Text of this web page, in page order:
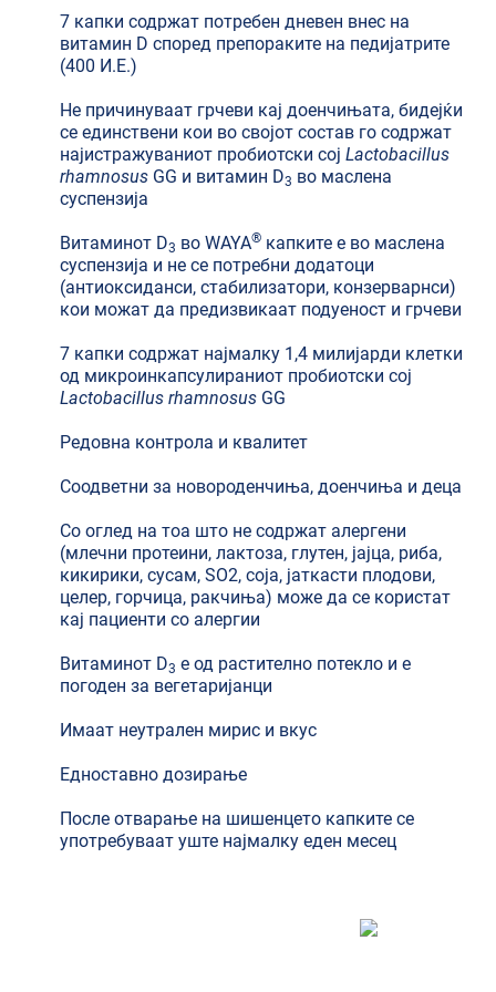
7 капки содржат потребен дневен внес на
витамин D според препораките на педијатрите
(400 И.Е.)
Не причинуваат грчеви кај доенчињата, бидејќи
се единствени кои во својот состав го содржат
најистражуваниот пробиотски сој Lactobacillus
rhamnosusGG и витамин D3 во маслена
суспензија
Витаминот D3 во WAYA®капките е во маслена
суспензија и не се потребни додатоци
(антиоксиданси, стабилизатори, конзерварнси)
кои можат да предизвикаат подуеност и грчеви
7 капки содржат најмалку 1,4 милијарди клетки
од микроинкапсулираниот пробиотски сој
Lactobacillus rhamnosusGG
Редовна контрола и квалитет
Соодветни за новороденчиња, доенчиња и деца
Со оглед на тоа што не содржат алергени
(млечни протеини, лактоза, глутен, јајца, риба,
кикирики, сусам, SO2, соја, јаткасти плодови,
целер, горчица, ракчиња) може да се користат
кај пациенти со алергии
Витаминот D3 е од растително потекло и е
погоден за вегетаријанци
Имаат неутрален мирис и вкус
Едноставно дозирање
После отварање на шишенцето капките се
употребуваат уште најмалку еден месец